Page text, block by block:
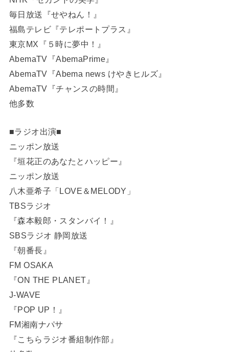
毎日放送『せやねん！』
福島テレビ『テレポートプラス』
東京MX『５時に夢中！』
AbemaTV『AbemaPrime』
AbemaTV『Abema news けやきヒルズ』
AbemaTV『チャンスの時間』
他多数
■ラジオ出演■
ニッポン放送
『垣花正のあなたとハッピー』
ニッポン放送
八木亜希子「LOVE＆MELODY」
TBSラジオ
『森本毅郎・スタンバイ！』
SBSラジオ 静岡放送
『朝番長』
FM OSAKA
『ON THE PLANET』
J-WAVE
『POP UP！』
FM湘南ナパサ
『こちらラジオ番組制作部』